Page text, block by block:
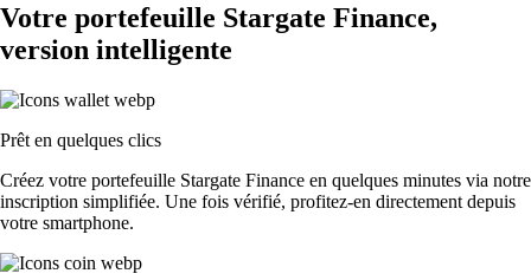
Votre portefeuille Stargate Finance,
version intelligente
Prêt en quelques clics
Créez votre portefeuille Stargate Finance en quelques minutes via notre
inscription simplifiée. Une fois vérifié, profitez-en directement depuis
votre smartphone.